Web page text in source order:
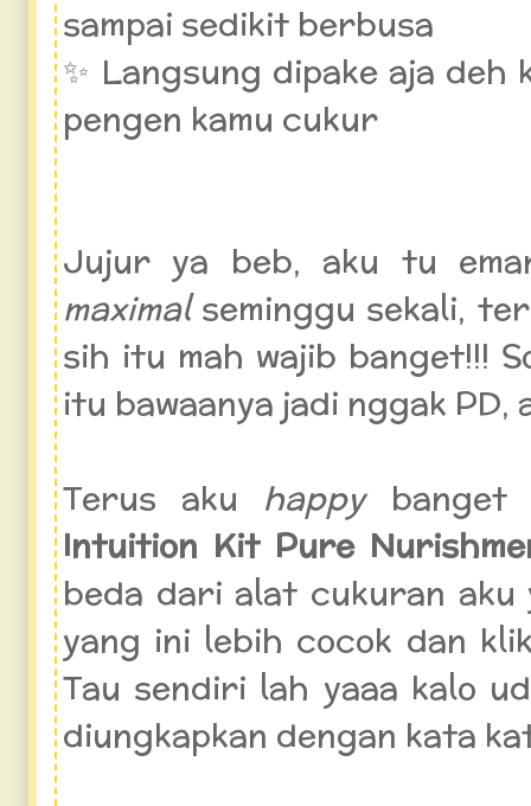
sampai sedikit berbusa
✨ Langsung dipake aja
pengen kamu cukur
Jujur ya beb, aku tu
maximalseminggu sekali,
sih itu mah wajib banget!!!
itu bawaanya jadi nggak PD,
Terus aku happy
Intuition Kit Pure
beda dari alat cukuran aku
yang ini lebih cocok dan
Tau sendiri lah yaaa kalo
diungkapkan dengan kata